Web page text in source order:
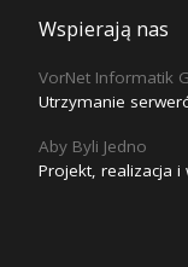
Wspierają nas
VorNet Informatik
Utrzymanie
Aby Byli Jedno
Projekt, realizacja i